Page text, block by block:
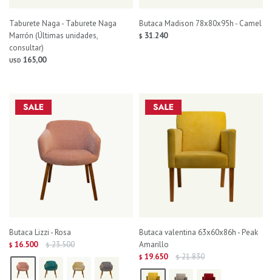
Taburete Naga - Taburete Naga
Marrón (Últimas unidades,
consultar)
USD 165,00
Butaca Madison 78x80x95h - Camel
$ 31.240
Butaca Lizzi - Rosa
$ 16.500 $ 23.500
Butaca valentina 63x60x86h - Peak
Amarillo
$ 19.650 $ 21.830